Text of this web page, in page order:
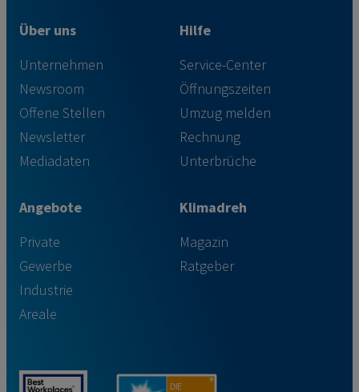
Über uns
Unternehmen
Newsroom
Offene Stellen
Newsletter
Mediadaten
Hilfe
Service-Center
Öffnungszeiten
Umzug melden
Rechnung
Unterbrüche
Angebote
Private
Gewerbe
Industrie
Areale
Klimadreh
Magazin
Ratgeber